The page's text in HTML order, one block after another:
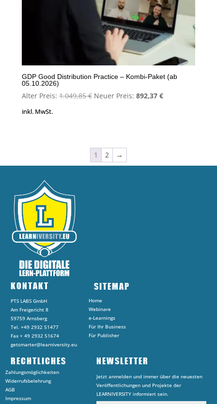
GDP Good Distribution Practice – Kombi-Paket (ab
05.10.2026)
Alter Preis: 1.049,85€ Ursprünglicher
Neuer Preis: 892,37 €Aktueller
inkl. MwSt.
1 2 →
KONTAKT
PTS LABS GmbH
Am Freigericht 8
59759 Arnsberg
Tel. +49 2932 51477
Fax + 49 2932 51674
getsmarter@learniversity.eu
SITEMAP
Home
Webinare
e-Learnings
Für Ihr Business
Für Publisher
RECHTLICHES
Zahlungsmöglichkeiten
Widerrufsbelehrung
AGB
Impressum
NEWSLETTER
Jetzt anmelden und immer über die neuesten
Veröffentlichungen und Projekte der
LEARNIVERSITY informiert sein.